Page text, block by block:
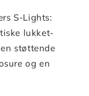
S-Lights:
lukket-
støttende
og en